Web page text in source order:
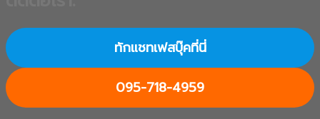
ทักแชทเฟสบุ๊คที่นี่
095-718-4959